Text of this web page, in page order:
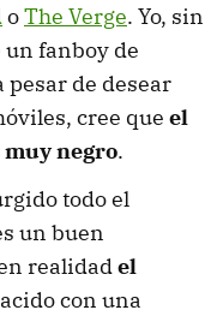
oThe Verge. Yo, sin
un fanboy de
pesar de desear
cree que el
negro.
todo el
un buen
realidadel
con una